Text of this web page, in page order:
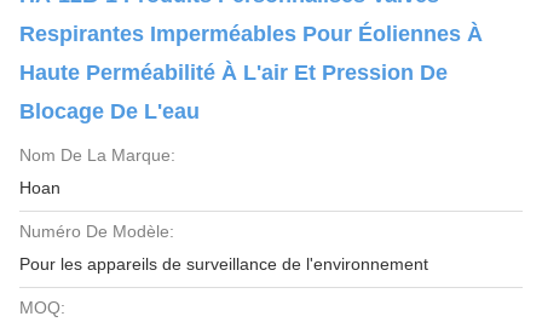
Respirantes Imperméables Pour Éoliennes À
Haute Perméabilité À L'air Et Pression De
Blocage De L'eau
Nom De La Marque:
Hoan
Numéro De Modèle:
Pour les appareils de surveillance de l'environnement
MOQ: